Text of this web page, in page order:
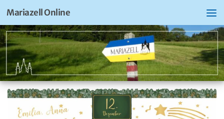
Mariazell Online